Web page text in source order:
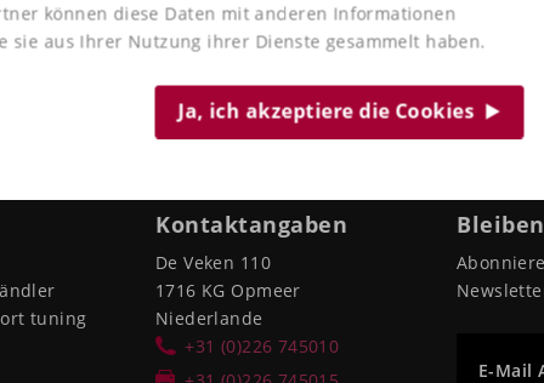
können diese Daten mit anderen Informationen
aus Ihrer Nutzung ihrer Dienste gesammelt haben.
Ja, ich akzeptiere die Cookies
tuning
Kontaktangaben
De Veken 110
1716 KG Opmeer
Niederlande
+31 (0)226 745010
E-Mail